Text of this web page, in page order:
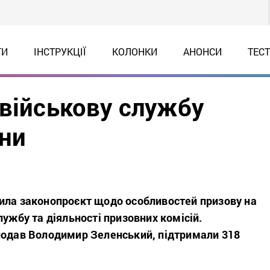
ІНСТРУКЦІЇ КОЛОНКИ АНОНСИ
службу
законопроєкт щодо особливостей призову на
та діяльності призовних комісій.
Володимир Зеленський, підтримали 318